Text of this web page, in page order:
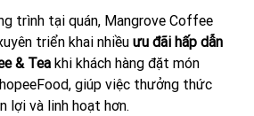
trình tại quán, Mangrove Coffee
triển khai nhiều ưu đãi hấp dẫn
& Tea khi khách hàng đặt món
giúp việc thưởng thức
lợi và linh hoạt hơn.